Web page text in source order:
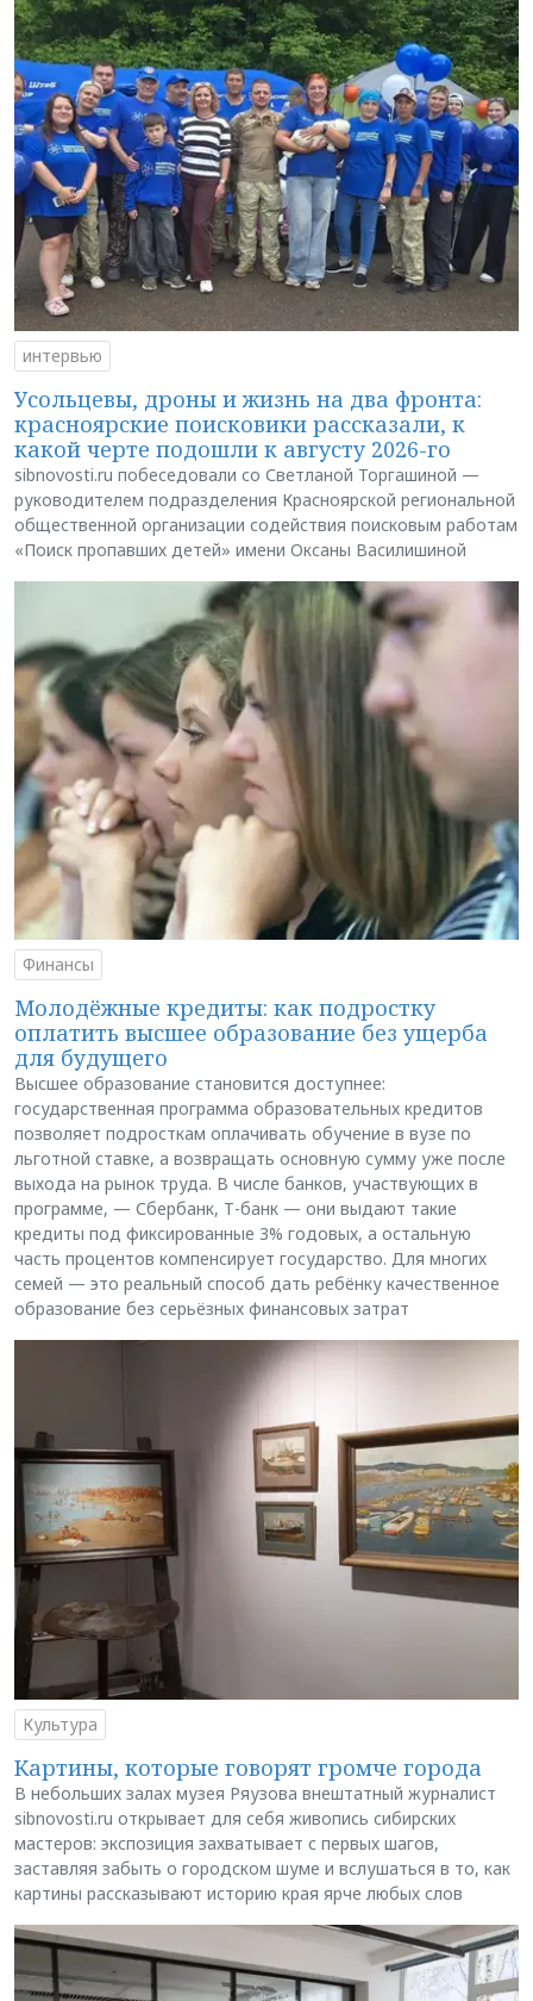
интервью
Усольцевы, дроны и жизнь на два фронта:
красноярские поисковики рассказали, к
какой черте подошли к августу 2026-го
sibnovosti.ru побеседовали со Светланой Торгашиной —
руководителем подразделения Красноярской региональной
общественной организации содействия поисковым работам
«Поиск пропавших детей» имени Оксаны Василишиной
Финансы
Молодёжные кредиты: как подростку
оплатить высшее образование без ущерба
для будущего
Высшее образование становится доступнее:
государственная программа образовательных кредитов
позволяет подросткам оплачивать обучение в вузе по
льготной ставке, а возвращать основную сумму уже после
выхода на рынок труда. В числе банков, участвующих в
программе, — Сбербанк, Т-банк — они выдают такие
кредиты под фиксированные 3% годовых, а остальную
часть процентов компенсирует государство. Для многих
семей — это реальный способ дать ребёнку качественное
образование без серьёзных финансовых затрат
Культура
Картины, которые говорят громче города
В небольших залах музея Ряузова внештатный журналист
sibnovosti.ru открывает для себя живопись сибирских
мастеров: экспозиция захватывает с первых шагов,
заставляя забыть о городском шуме и вслушаться в то, как
картины рассказывают историю края ярче любых слов